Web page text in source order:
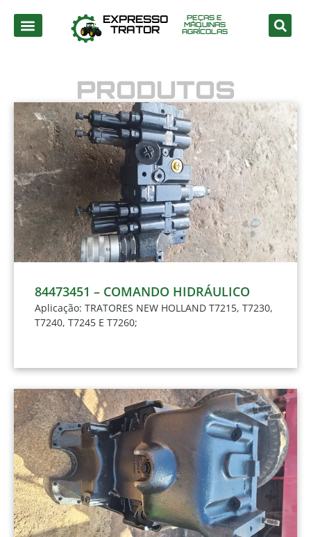
EXPRESSO
TRATOR
PEÇAS E
MÁQUINAS
AGRÍCOLAS
PRODUTOS
84473451 – COMANDO HIDRÁULICO
Aplicação: TRATORES NEW HOLLAND T7215, T7230,
T7240, T7245 E T7260;